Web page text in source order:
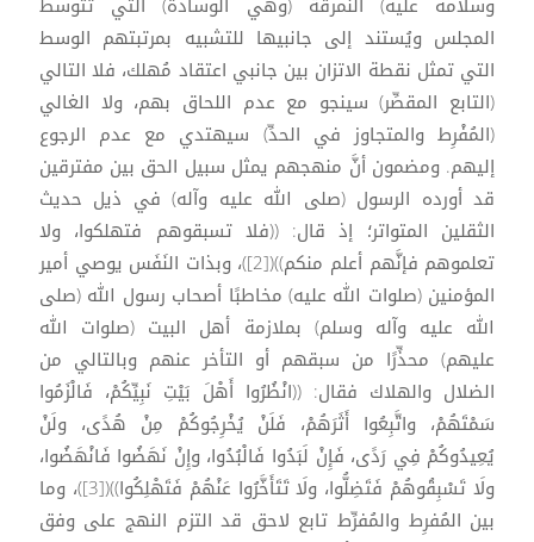
المجلس ويُستند إلى جانبيها للتشبيه بمرتبتهم الوسط
التي تمثل نقطة الاتزان بين جانبي اعتقاد مُهلك، فلا التالي
(التابع المقصِّر) سينجو مع عدم اللحاق بهم، ولا الغالي
(المُفْرِط والمتجاوز في الحدِّ) سيهتدي مع عدم الرجوع
إليهم. ومضمون أنَّ منهجهم يمثل سبيل الحق بين مفترقين
قد أورده الرسول (صلى الله عليه وآله) في ذيل حديث
الثقلين المتواتر؛ إذ قال: ((فلا تسبقوهم فتهلكوا، ولا
تعلموهم فإنَّهم أعلم منكم))([2])، وبذات النَفَس يوصي أمير
المؤمنين (صلوات الله عليه) مخاطبًا أصحاب رسول الله (صلى
الله عليه وآله وسلم) بملازمة أهل البيت (صلوات الله
عليهم) محذِّرًا من سبقهم أو التأخر عنهم وبالتالي من
الضلال والهلاك فقال: ((انْظُرُوا أَهْلَ بَيْتِ نَبِيِّكُمْ، فَالْزَمُوا
سَمْتَهُمْ، واتَّبِعُوا أَثَرَهُمْ، فَلَنْ يُخْرِجُوكُمْ مِنْ هُدًى، ولَنْ
يُعِيدُوكُمْ فِي رَدًى، فَإِنْ لَبَدُوا فَالْبُدُوا، وإِنْ نَهَضُوا فَانْهَضُوا،
ولَا تَسْبِقُوهُمْ فَتَضِلُّوا، ولَا تَتَأَخَّرُوا عَنْهُمْ فَتَهْلِكُوا))([3])، وما
بين المُفرِط والمُفرِّط تابع لاحق قد التزم النهج على وفق